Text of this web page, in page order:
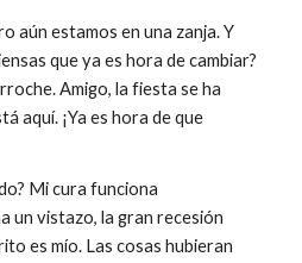
aún estamos en una zanja. Y
que ya es hora de cambiar?
Amigo, la fiesta se ha
aquí. ¡Ya es hora de que
Mi cura funciona
un vistazo, la gran recesión
es mío. Las cosas hubieran